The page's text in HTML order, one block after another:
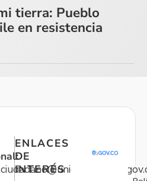
tierra: Pueblo
en resistencia
ENLACES
DE
INTERÉS